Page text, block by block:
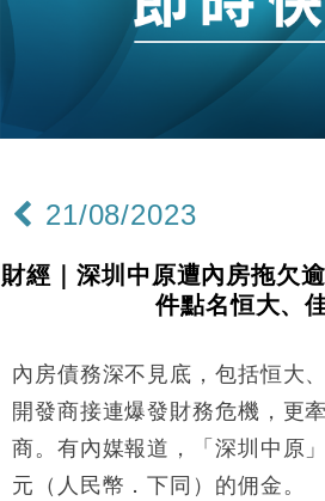
15:47
財經｜恒隆10月換帥 玩具
財經｜韓股反覆波動收跌
12:44
財經｜日本春季三度入市
11:12
國際｜特朗普料美伊戰事快
司
18:31
財經｜華僑銀行上半年淨利
47仙
財經｜滙豐上調香港今年
及消費表現
21/08/2023
財經｜深圳中原遭內房拖欠
件點名恒大、
內房債務深不見底，包括恒大
開發商接連爆發財務危機，更
商。有內媒報道，「深圳中原
元（人民幣．下同）的佣金。